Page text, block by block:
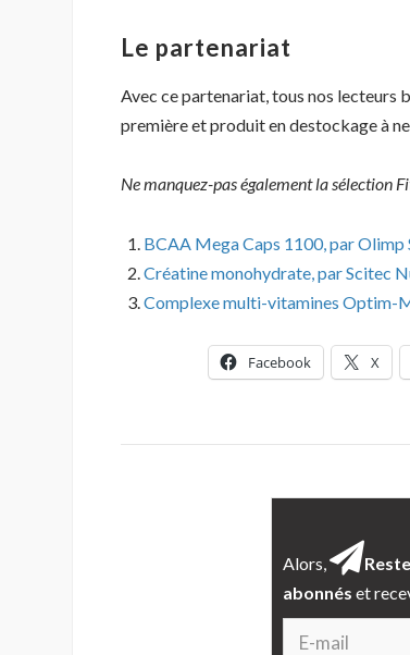
Le partenariat
Avec ce partenariat, tous nos lecteurs
première et produit en destockage à
Ne manquez-pas également la sélection
BCAA Mega Caps 1100, par
Créatine monohydrate, par Scitec
Complexe multi-vitamines Optim-
Facebook X
Alors,
abonnés et